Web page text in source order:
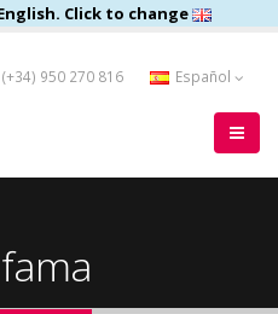
Click to change
(+34) 950 270 816 Español